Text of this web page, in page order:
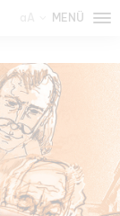
MENÜ